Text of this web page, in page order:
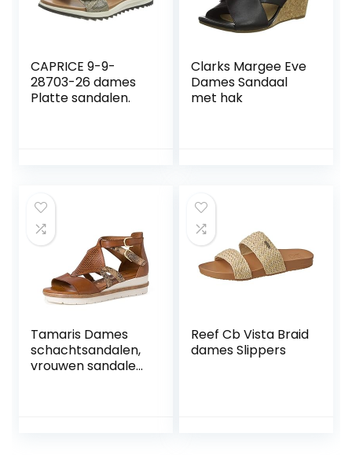
CAPRICE 9-9-
28703-26 dames
Platte sandalen.
Clarks Margee Eve
Dames Sandaal
met hak
Tamaris Dames
schachtsandalen,
vrouwen sandalen,
Reef Cb Vista Braid
dames Slippers